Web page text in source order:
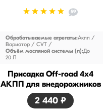
59
Обрабатываемые агрегаты:Акпп /
Вариатор / CVT
Объём масляной системы (л):До
20 Л
Присадка Off-road 4x4
АКПП для внедорожников
2 440 ₽